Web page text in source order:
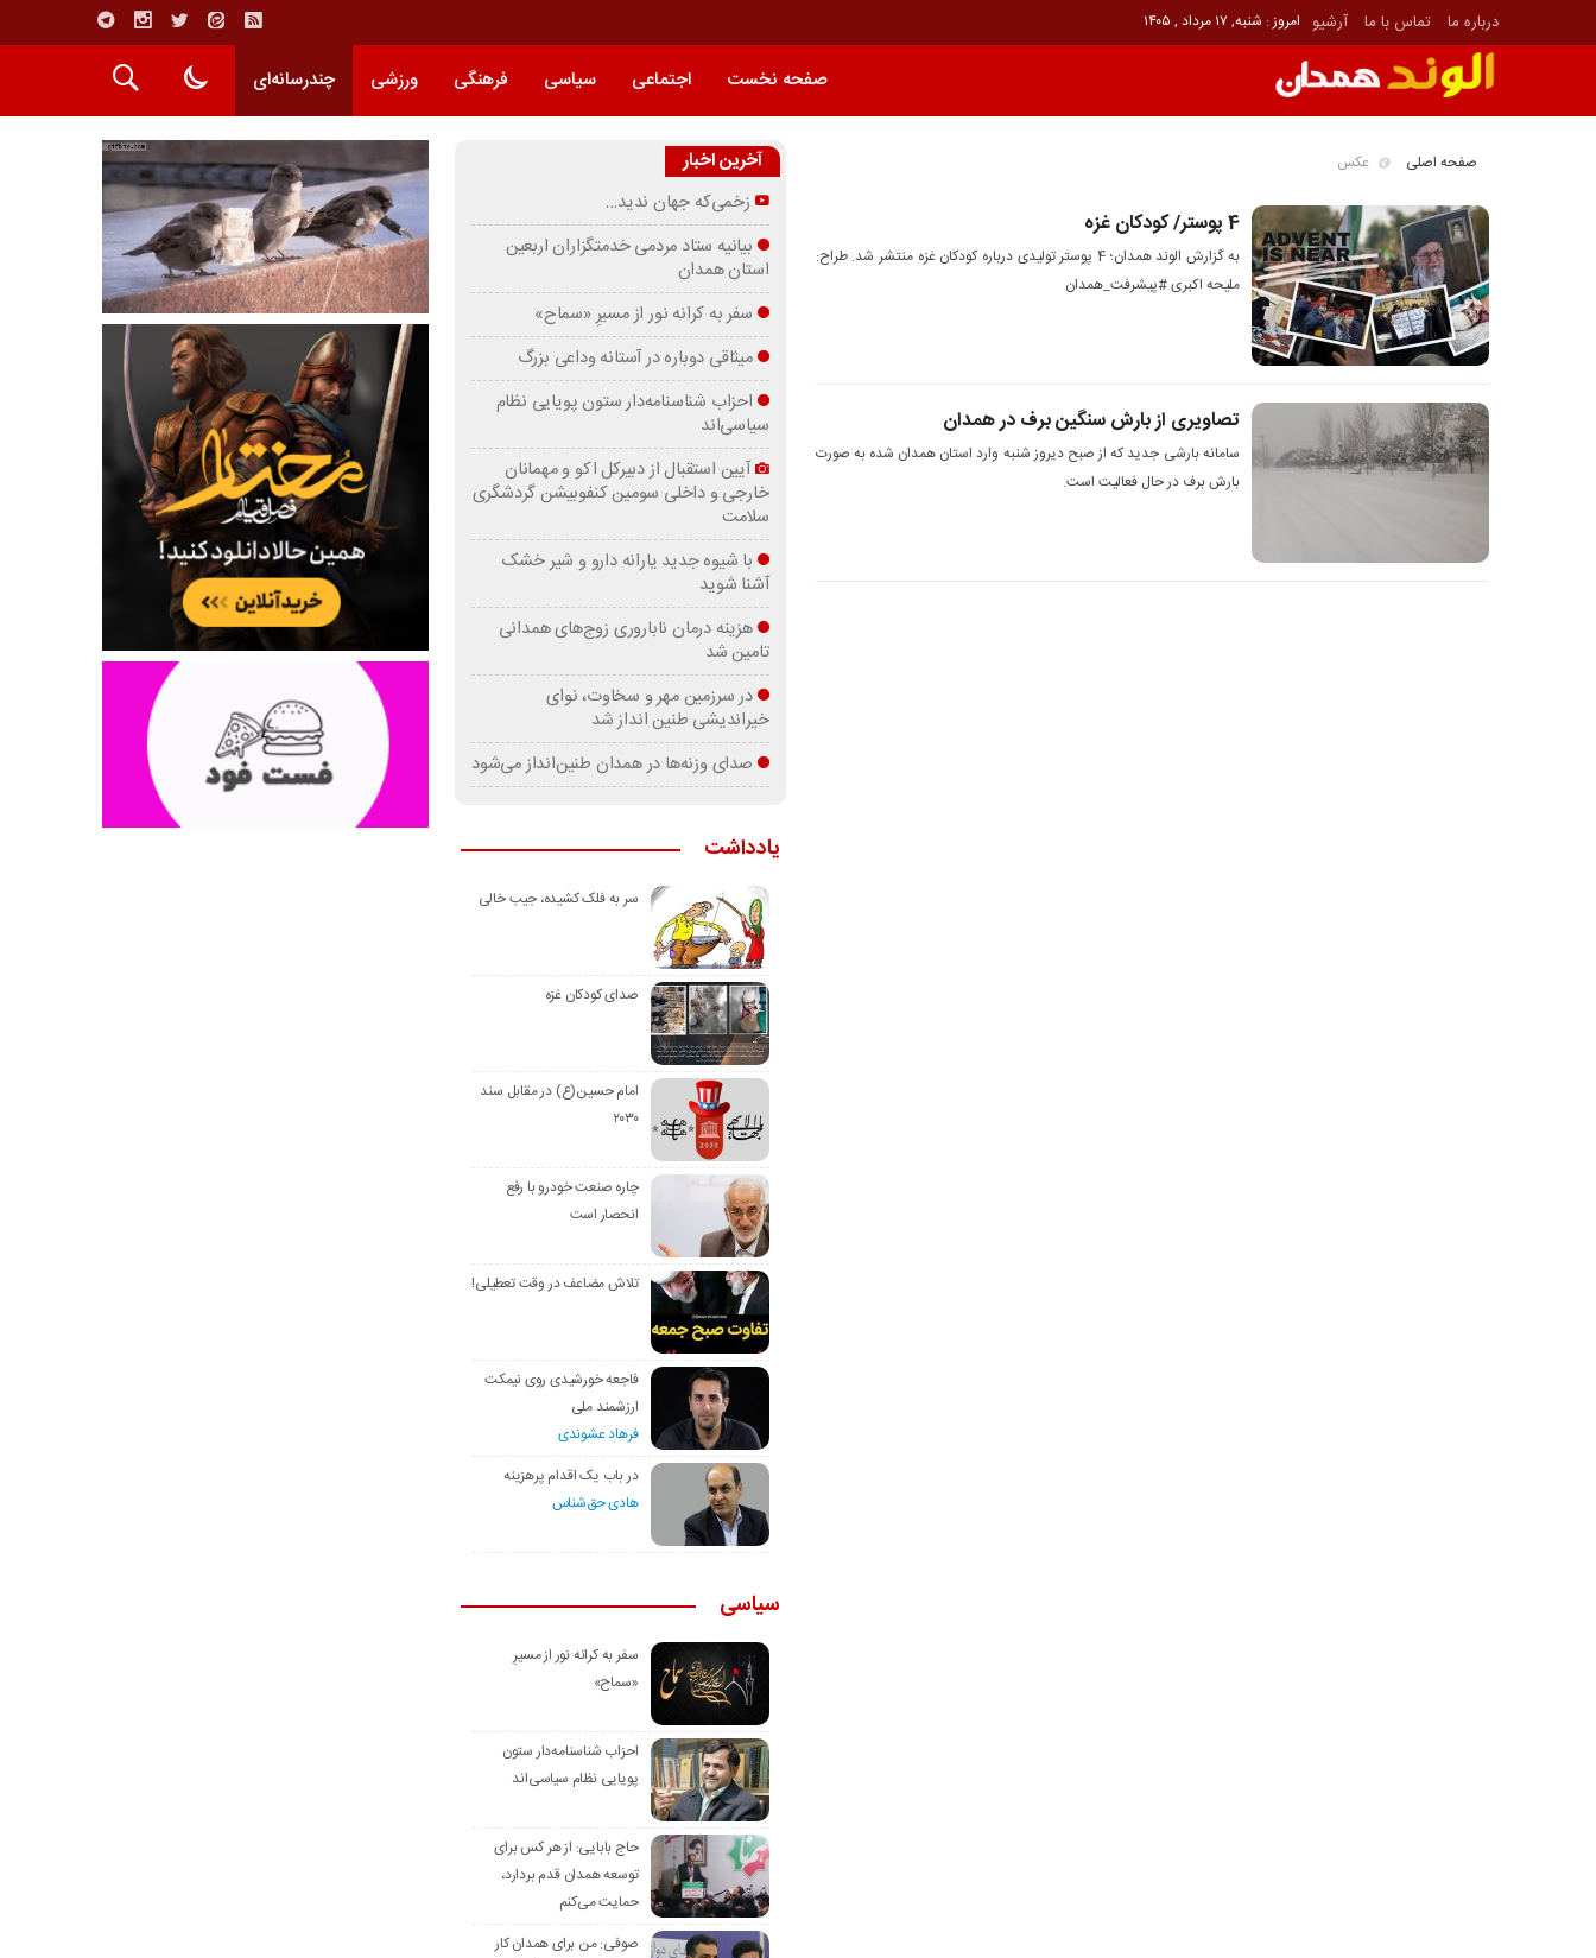
درباره ما تماس با ما آرشیو امروز : شنبه, ۱۷ مرداد , ۱۴۰۵
صفحه نخست اجتماعی سیاسی فرهنگی ورزشی چندرسانه‌ای
صفحه اصلی عکس
4 پوستر/ کودکان غزه
به گزارش الوند همدان؛ 4 پوستر تولیدی درباره کودکان غزه منتشر شد. طراح:
ملیحه اکبری #پیشرفت_همدان
تصاویری از بارش سنگین برف در همدان
سامانه بارشی جدید که از صبح دیروز شنبه وارد استان همدان شده به صورت
بارش برف در حال فعالیت است.
آخرین اخبار
زخمی‌که جهان ندید…
بیانیه ستاد مردمی خدمتگزاران اربعین
استان همدان
سفر به کرانه‌ نور از مسیرِ «سماح»
میثاقی دوباره در آستانه‌ وداعی بزرگ
احزاب شناسنامه‌دار ستون پویایی نظام
سیاسی‌اند
آیین استقبال از دبیرکل اکو و مهمانان
خارجی و داخلی سومین کنفوبیشن گردشگری
سلامت
با شیوه جدید یارانه دارو و شیر خشک
آشنا شوید
هزینه درمان ناباروری زوج‌های همدانی
تامین شد
در سرزمین مهر و سخاوت، نوای
خیراندیشی طنین انداز شد
صدای وزنه‌ها در همدان طنین‌انداز می‌شود
یادداشت
سر به فلک کشیده، جیب خالی
صدای کودکان غزه
امام حسین(ع) در مقابل سند
۲۰۳۰
چاره صنعت خودرو با رفع
انحصار است
تلاش مضاعف در وقت تعطیلی!
فاجعه خورشیدی روی نیمکت
ارزشمند ملی
فرهاد عشوندی
در باب یک اقدام پرهزینه
هادی حق‌شناس
سیاسی
سفر به کرانه‌ نور از مسیرِ
«سماح»
احزاب شناسنامه‌دار ستون
پویایی نظام سیاسی‌اند
حاج بابایی: از هر کس برای
توسعه همدان قدم بردارد،
حمایت می‌کنم
صوفی: من برای همدان کار